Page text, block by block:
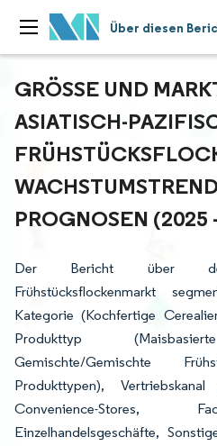
Über diesen
GRÖSSE UND
SIATISCH-
ACHSTUMSTRENDS
ROGNOSEN (2025 -
Der Bericht über den
Frühstücksflockenmarkt
Kategorie (Kochfertige
Produkttyp
Gemischte/Gemischte
Produkttypen), Vertriebskanal
Convenience-Stores,
Einzelhandelsgeschäfte,